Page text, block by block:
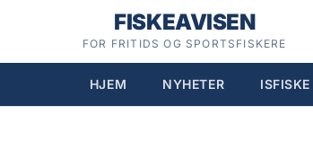
FISKEAVISEN
FOR FRITIDS OG SPORTSFISKERE
HJEM NYHETER ISFISKE